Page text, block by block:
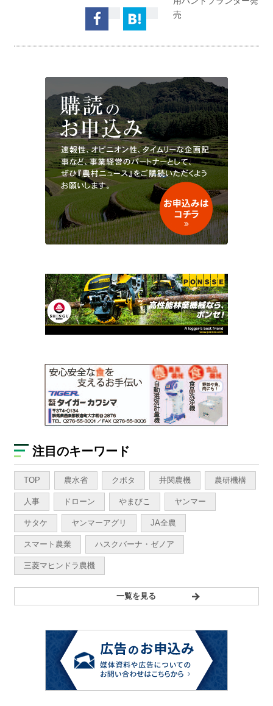
注目のキーワード
TOP 農水省 クボタ 井関農機 農研機構
人事 ドローン やまびこ ヤンマー
サタケ ヤンマーアグリ JA全農
スマート農業 ハスクバーナ・ゼノア
三菱マヒンドラ農機
一覧を見る